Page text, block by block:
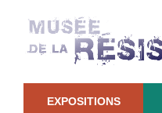
EXPOSITIONS